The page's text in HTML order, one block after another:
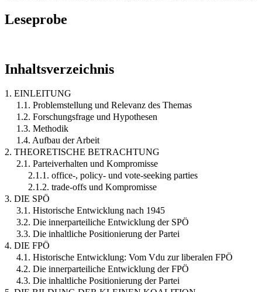
Leseprobe
Inhaltsverzeichnis
1. EINLEITUNG
1.1. Problemstellung und Relevanz des Themas
1.2. Forschungsfrage und Hypothesen
1.3. Methodik
1.4. Aufbau der Arbeit
2. THEORETISCHE BETRACHTUNG
2.1. Parteiverhalten und Kompromisse
2.1.1. office-, policy- und vote-seeking parties
2.1.2. trade-offs und Kompromisse
3. DIE SPÖ
3.1. Historische Entwicklung nach 1945
3.2. Die innerparteiliche Entwicklung der SPÖ
3.3. Die inhaltliche Positionierung der Partei
4. DIE FPÖ
4.1. Historische Entwicklung: Vom Vdu zur liberalen FPÖ
4.2. Die innerparteiliche Entwicklung der FPÖ
4.3. Die inhaltliche Positionierung der Partei